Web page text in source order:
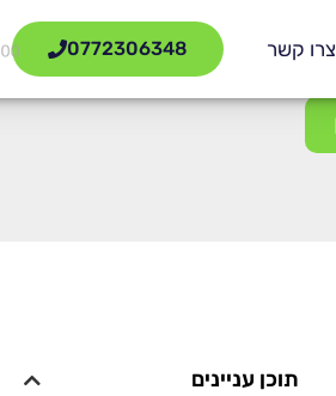
צרו קשר 0772306348
תוכן עניינים